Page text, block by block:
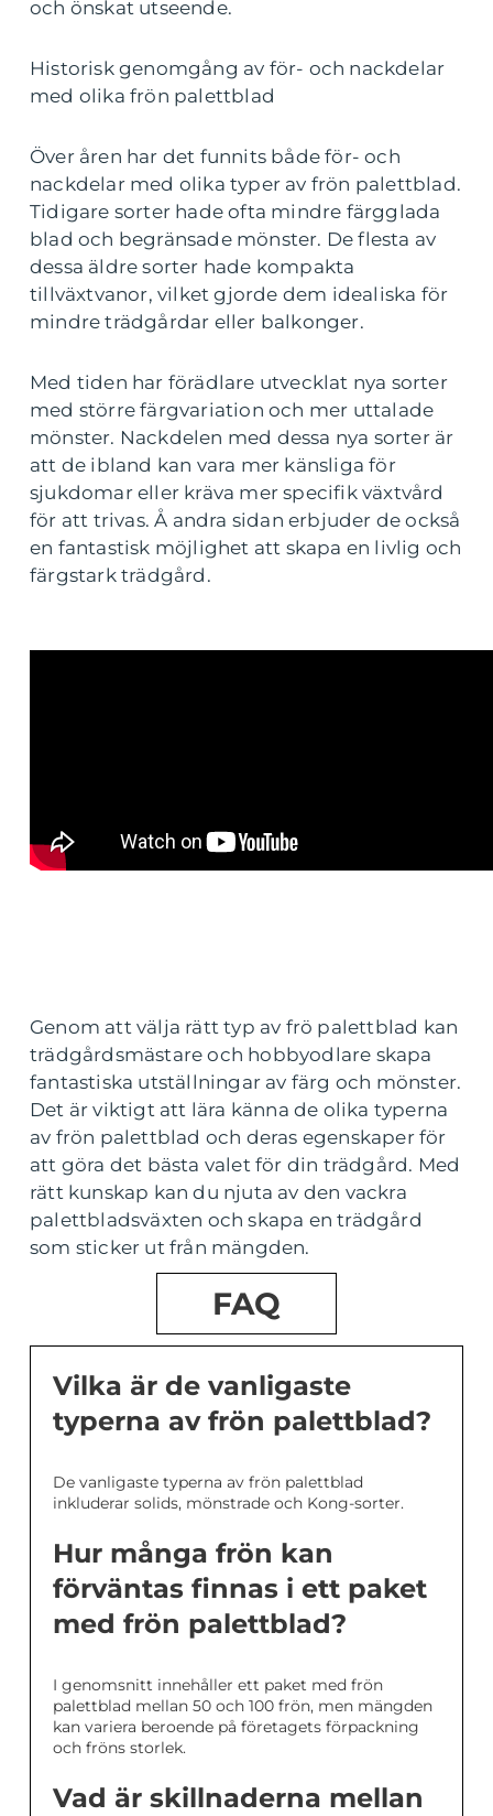
och önskat utseende.
Historisk genomgång av för- och nackdelar
med olika frön palettblad
Över åren har det funnits både för- och
nackdelar med olika typer av frön palettblad.
Tidigare sorter hade ofta mindre färgglada
blad och begränsade mönster. De flesta av
dessa äldre sorter hade kompakta
tillväxtvanor, vilket gjorde dem idealiska för
mindre trädgårdar eller balkonger.
Med tiden har förädlare utvecklat nya sorter
med större färgvariation och mer uttalade
mönster. Nackdelen med dessa nya sorter är
att de ibland kan vara mer känsliga för
sjukdomar eller kräva mer specifik växtvård
för att trivas. Å andra sidan erbjuder de också
en fantastisk möjlighet att skapa en livlig och
färgstark trädgård.
Genom att välja rätt typ av frö palettblad kan
trädgårdsmästare och hobbyodlare skapa
fantastiska utställningar av färg och mönster.
Det är viktigt att lära känna de olika typerna
av frön palettblad och deras egenskaper för
att göra det bästa valet för din trädgård. Med
rätt kunskap kan du njuta av den vackra
palettbladsväxten och skapa en trädgård
som sticker ut från mängden.
FAQ
Vilka är de vanligaste
typerna av frön palettblad?
De vanligaste typerna av frön palettblad
inkluderar solids, mönstrade och Kong-sorter.
Hur många frön kan
förväntas finnas i ett paket
med frön palettblad?
I genomsnitt innehåller ett paket med frön
palettblad mellan 50 och 100 frön, men mängden
kan variera beroende på företagets förpackning
och fröns storlek.
Vad är skillnaderna mellan